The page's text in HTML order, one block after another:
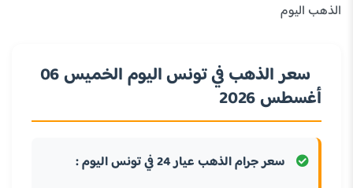
الذهب اليوم
سعر الذهب في تونس اليوم الخميس 06
أغسطس 2026
سعر جرام الذهب عيار 24 في تونس اليوم :